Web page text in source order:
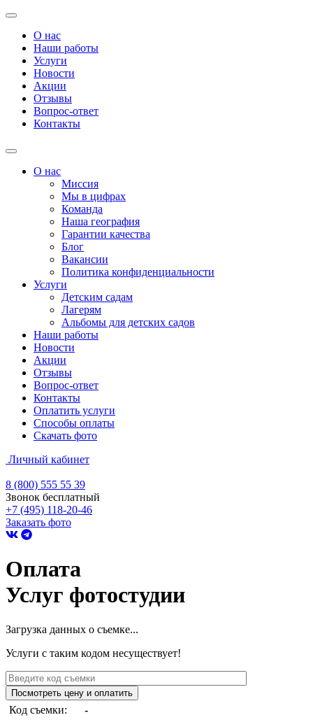
О нас
Наши работы
Услуги
Новости
Акции
Отзывы
Вопрос-ответ
Контакты
О нас
Миссия
Мы в цифрах
Команда
Наша география
Гарантии качества
Блог
Вакансии
Политика конфиденциальности
Услуги
Детским садам
Лагерям
Альбомы для детских садов
Наши работы
Новости
Акции
Отзывы
Вопрос-ответ
Контакты
Оплатить услуги
Способы оплаты
Скачать фото
Личный кабинет
8 (800) 555 55 39
Звонок бесплатный
+7 (495) 118-20-46
Заказать фото
Оплата
Услуг фотостудии
Загрузка данных о съемке...
Услуги с таким кодом несуществует!
Код съемки:
-